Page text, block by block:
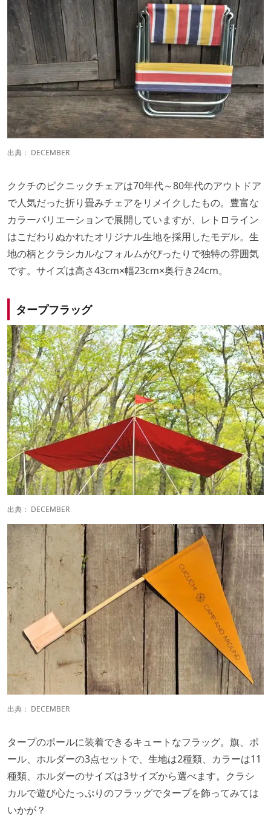
出典： DECEMBER
ククチのピクニックチェアは70年代～80年代のアウトドア
で人気だった折り畳みチェアをリメイクしたもの。豊富な
カラーバリエーションで展開していますが、レトロライン
はこだわりぬかれたオリジナル生地を採用したモデル。生
地の柄とクラシカルなフォルムがぴったりで独特の雰囲気
です。サイズは高さ43cm×幅23cm×奥行き24cm。
タープフラッグ
出典： DECEMBER
出典： DECEMBER
タープのポールに装着できるキュートなフラッグ。旗、ポ
ール、ホルダーの3点セットで、生地は2種類、カラーは11
種類、ホルダーのサイズは3サイズから選べます。クラシ
カルで遊び心たっぷりのフラッグでタープを飾ってみては
いかが？